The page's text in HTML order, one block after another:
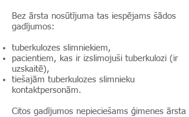
Bez ārsta nosūtījuma tas iespējams šādos
gadījumos:
tuberkulozes slimniekiem,
pacientiem, kas ir izslimojuši tuberkulozi (ir
uzskaitē),
tiešajām tuberkulozes slimnieku
kontaktpersonām.
Citos gadījumos nepieciešams ģimenes ārsta